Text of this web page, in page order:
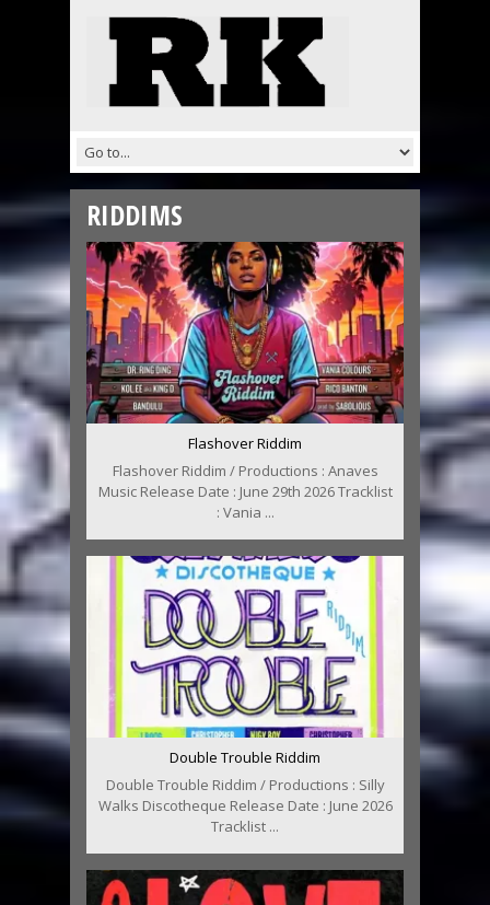
RIDDIMS
Flashover Riddim
Flashover Riddim / Productions : Anaves
Music Release Date : June 29th 2026 Tracklist
: Vania ...
Double Trouble Riddim
Double Trouble Riddim / Productions : Silly
Walks Discotheque Release Date : June 2026
Tracklist ...